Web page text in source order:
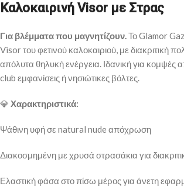
Καλοκαιρινή Visor με Στρας
Για βλέμματα που μαγνητίζουν.Το Glamor
Visor του φετινού καλοκαιριού, με διακριτική
απόλυτα θηλυκή ενέργεια. Ιδανική για κομψές
club εμφανίσεις ή νησιώτικες βόλτες.
💎 Χαρακτηριστικά:
Ψάθινη υφή σε natural nude απόχρωση
Διακοσμημένη με χρυσά στρασάκια για
Ελαστική φάσα στο πίσω μέρος για άνετη